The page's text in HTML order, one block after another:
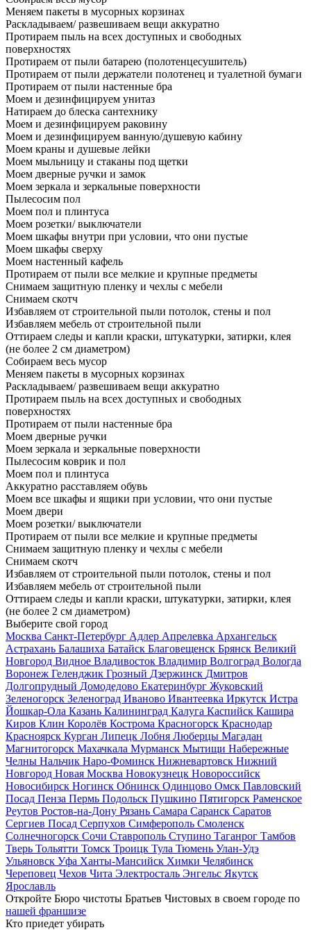
Меняем пакеты в мусорных корзинах
Раскладываем/ развешиваем вещи аккуратно
Протираем пыль на всех доступных и свободных
поверхностях
Протираем от пыли батарею (полотенцесушитель)
Протираем от пыли держатели полотенец и туалетной бумаги
Протираем от пыли настенные бра
Моем и дезинфицируем унитаз
Натираем до блеска сантехнику
Моем и дезинфицируем раковину
Моем и дезинфицируем ванную/душевую кабину
Моем краны и душевые лейки
Моем мыльницу и стаканы под щетки
Моем дверные ручки и замок
Моем зеркала и зеркальные поверхности
Пылесосим пол
Моем пол и плинтуса
Моем розетки/ выключатели
Моем шкафы внутри при условии, что они пустые
Моем шкафы сверху
Моем настенный кафель
Протираем от пыли все мелкие и крупные предметы
Снимаем защитную пленку и чехлы с мебели
Снимаем скотч
Избавляем от строительной пыли потолок, стены и пол
Избавляем мебель от строительной пыли
Оттираем следы и капли краски, штукатурки, затирки, клея
(не более 2 см диаметром)
Собираем весь мусор
Меняем пакеты в мусорных корзинах
Раскладываем/ развешиваем вещи аккуратно
Протираем пыль на всех доступных и свободных
поверхностях
Протираем от пыли настенные бра
Моем дверные ручки
Моем зеркала и зеркальные поверхности
Пылесосим коврик и пол
Моем пол и плинтуса
Аккуратно расставляем обувь
Моем все шкафы и ящики при условии, что они пустые
Моем двери
Моем розетки/ выключатели
Протираем от пыли все мелкие и крупные предметы
Снимаем защитную пленку и чехлы с мебели
Снимаем скотч
Избавляем от строительной пыли потолок, стены и пол
Избавляем мебель от строительной пыли
Оттираем следы и капли краски, штукатурки, затирки, клея
(не более 2 см диаметром)
Выберите свой город
Москва Санкт-Петербург Адлер Апрелевка Архангельск
Астрахань Балашиха Батайск Благовещенск Брянск Великий
Новгород Видное Владивосток Владимир Волгоград Вологда
Воронеж Геленджик Грозный Дзержинск Дмитров
Долгопрудный Домодедово Екатеринбург Жуковский
Зеленогорск Зеленоград Иваново Ивантеевка Иркутск Истра
Йошкар-Ола Казань Калининград Калуга Каспийск Кашира
Киров Клин Королёв Кострома Красногорск Краснодар
Красноярск Курган Липецк Лобня Люберцы Магадан
Магнитогорск Махачкала Мурманск Мытищи Набережные
Челны Нальчик Наро-Фоминск Нижневартовск Нижний
Новгород Новая Москва Новокузнецк Новороссийск
Новосибирск Ногинск Обнинск Одинцово Омск Павловский
Посад Пенза Пермь Подольск Пушкино Пятигорск Раменское
Реутов Ростов-на-Дону Рязань Самара Саранск Саратов
Сергиев Посад Серпухов Симферополь Смоленск
Солнечногорск Сочи Ставрополь Ступино Таганрог Тамбов
Тверь Тольятти Томск Троицк Тула Тюмень Улан-Удэ
Ульяновск Уфа Ханты-Мансийск Химки Челябинск
Череповец Чехов Чита Электросталь Энгельс Якутск
Ярославль
Откройте Бюро чистоты Братьев Чистовых в своем городе по
нашей франшизе
Кто приедет убирать